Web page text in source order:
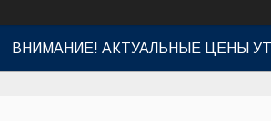
ВНИМАНИЕ! АКТУАЛЬНЫЕ ЦЕНЫ